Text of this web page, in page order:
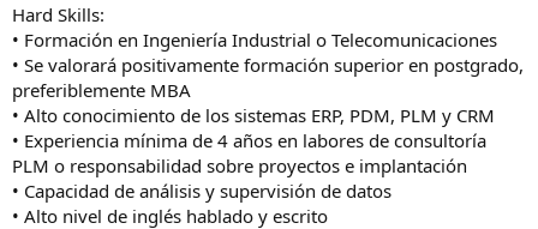
Hard Skills:
• Formación en Ingeniería Industrial o Telecomunicaciones
• Se valorará positivamente formación superior en postgrado,
preferiblemente MBA
• Alto conocimiento de los sistemas ERP, PDM, PLM y CRM
• Experiencia mínima de 4 años en labores de consultoría
PLM o responsabilidad sobre proyectos e implantación
• Capacidad de análisis y supervisión de datos
• Alto nivel de inglés hablado y escrito